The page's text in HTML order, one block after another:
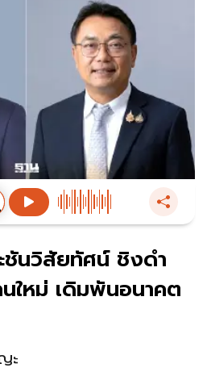
ชันวิสัยทัศน์ ชิงดำ
ใหม่ เดิมพันอนาคต
ะ